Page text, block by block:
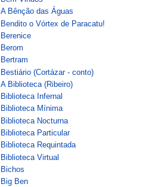
A Bênção das Águas
Bendito o Vórtex de Paracatu!
Berenice
Berom
Bertram
Bestiário (Cortázar - conto)
A Biblioteca (Ribeiro)
Biblioteca Infernal
Biblioteca Mínima
Biblioteca Nocturna
Biblioteca Particular
Biblioteca Requintada
Biblioteca Virtual
Bichos
Big Ben